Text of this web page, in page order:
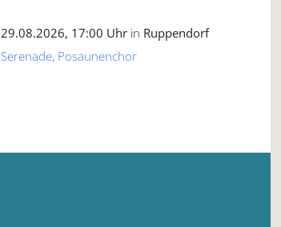
29.08.2026, 17:00 Uhr in Ruppendorf
Serenade, Posaunenchor